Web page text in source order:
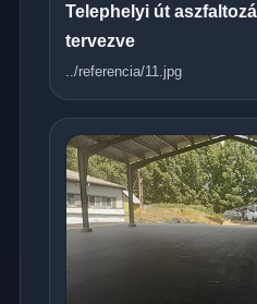
Telephelyi út
tervezve
../referencia/11.jpg